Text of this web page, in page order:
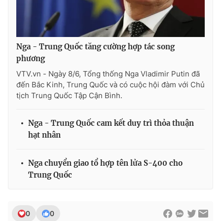
THỜI BÁO VTV
Theo dõi báo trên
Cơ quan chủ quản:Đài Truyền hình Việt Nam
Cơ quan báo chí:
cấp ngày 29/12/2023
Tổng Biên tập:Vũ Thanh Thủy
Tổng đài VTV: 024.38 355 931 - 024.38 355 932
Nga - Trung Quốc tăng cường hợp tác song
phương
VTV.vn - Ngày 8/6, Tổng thống Nga Vladimir Putin đã
đến Bắc Kinh, Trung Quốc và có cuộc hội đàm với Chủ
tịch Trung Quốc Tập Cận Bình.
Nga - Trung Quốc cam kết duy trì thỏa thuận
hạt nhân
Nga chuyển giao tổ hợp tên lửa S-400 cho
Trung Quốc
0 0